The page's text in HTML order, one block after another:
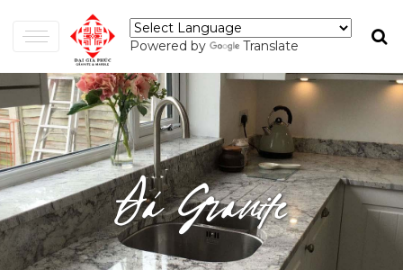
Powered by Translate
Đá Granite